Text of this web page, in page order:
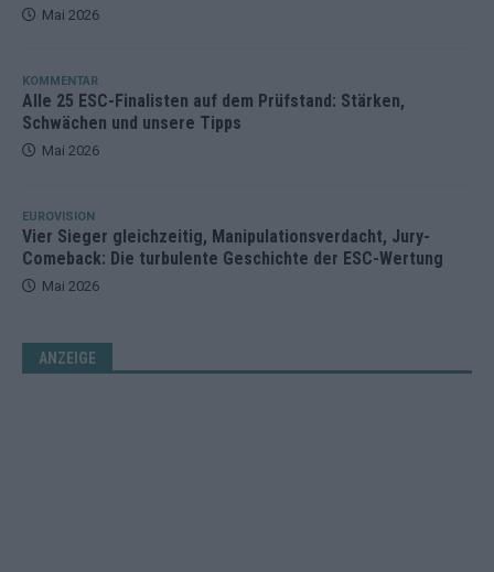
Mai 2026
KOMMENTAR
Alle 25 ESC-Finalisten auf dem Prüfstand: Stärken,
Schwächen und unsere Tipps
Mai 2026
EUROVISION
Vier Sieger gleichzeitig, Manipulationsverdacht, Jury-
Comeback: Die turbulente Geschichte der ESC-Wertung
Mai 2026
ANZEIGE